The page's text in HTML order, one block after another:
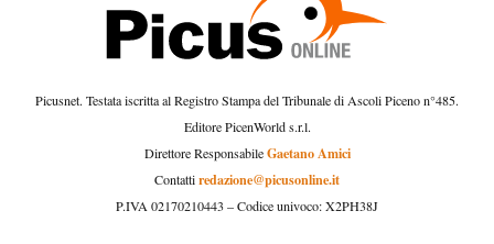
Picusnet. Testata iscritta al Registro Stampa del Tribunale di Ascoli Piceno n°485.
Editore PicenWorld s.r.l.
Direttore ResponsabileGaetano Amici
Contattiredazione@picusonline.it
P.IVA 02170210443 – Codice univoco: X2PH38J